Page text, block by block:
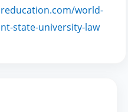
world-
state-university-law